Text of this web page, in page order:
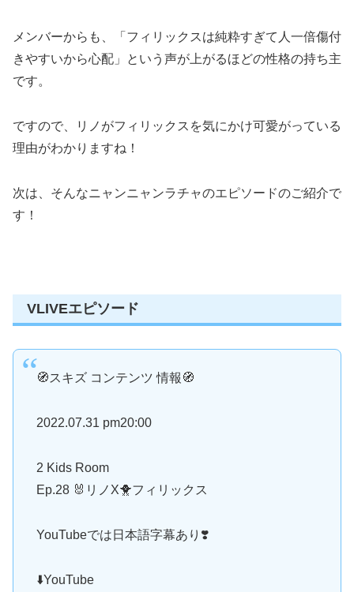
メンバーからも、「フィリックスは純粋すぎて人一倍傷付
きやすいから心配」という声が上がるほどの性格の持ち主
です。
ですので、リノがフィリックスを気にかけ可愛がっている
理由がわかりますね！
次は、そんなニャンニャンラチャのエピソードのご紹介で
す！
VLIVEエピソード
🧭スキズ コンテンツ 情報🧭
2022.07.31 pm20:00
2 Kids Room
Ep.28 🐰リノX🐥フィリックス
YouTubeでは日本語字幕あり❣️
⬇️YouTube